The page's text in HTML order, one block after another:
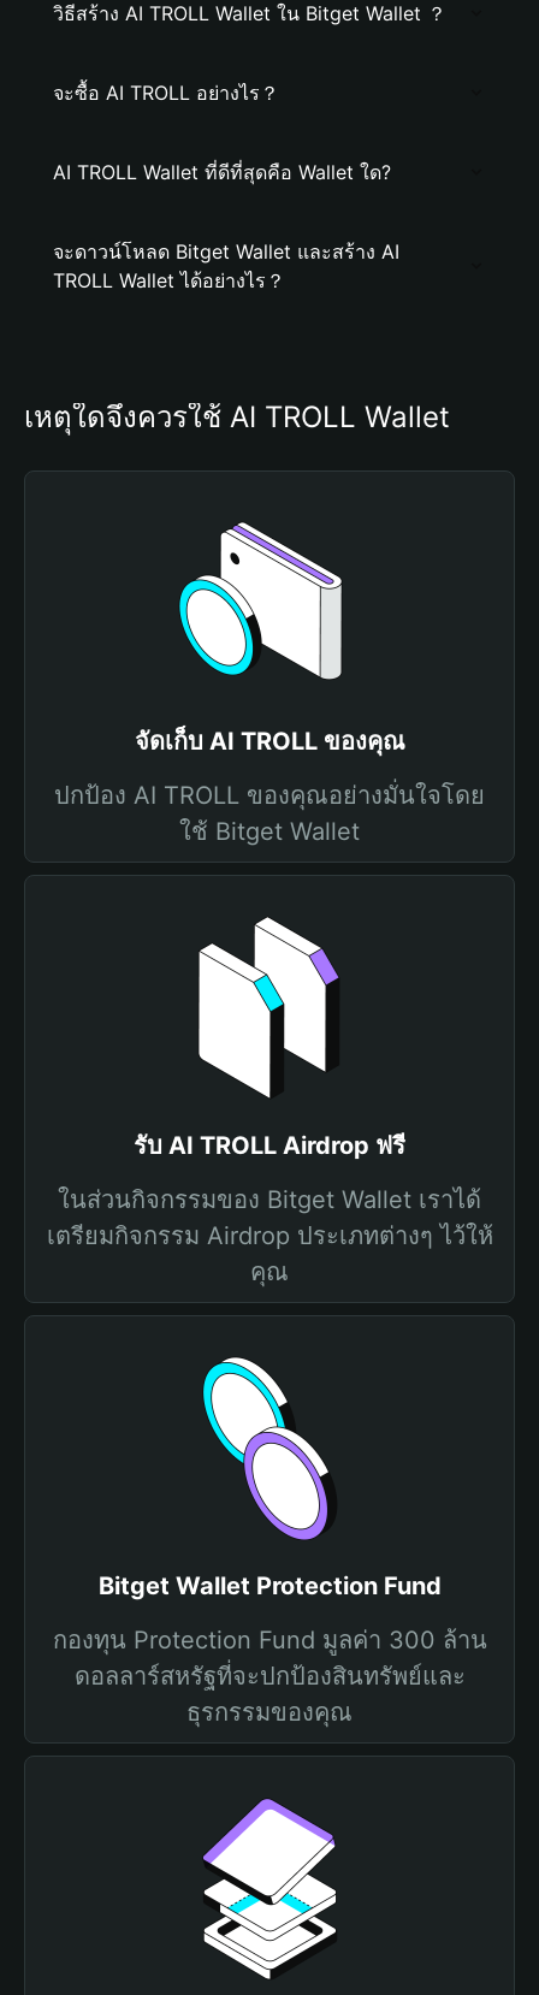
วิธีสร้าง AI TROLL Wallet ใน Bitget Wallet ？
จะซื้อ AI TROLL อย่างไร？
AI TROLL Wallet ที่ดีที่สุดคือ Wallet ใด?
จะดาวน์โหลด Bitget Wallet และสร้าง AI
TROLL Wallet ได้อย่างไร？
เหตุใดจึงควรใช้ AI TROLL Wallet
จัดเก็บ AI TROLL ของคุณ
ปกป้อง AI TROLL ของคุณอย่างมั่นใจโดย
ใช้ Bitget Wallet
รับ AI TROLL Airdrop ฟรี
ในส่วนกิจกรรมของ Bitget Wallet เราได้
เตรียมกิจกรรม Airdrop ประเภทต่างๆ ไว้ให้
คุณ
Bitget Wallet Protection Fund
กองทุน Protection Fund มูลค่า 300 ล้าน
ดอลลาร์สหรัฐที่จะปกป้องสินทรัพย์และ
ธุรกรรมของคุณ